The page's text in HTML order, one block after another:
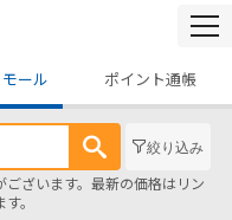
モール ポイント通帳
絞り込み
ざいます。最新の価格はリン
。